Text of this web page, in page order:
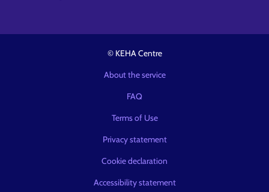
© KEHA Centre
About the service
FAQ
Terms of Use
Privacy statement
Cookie declaration
Accessibility statement